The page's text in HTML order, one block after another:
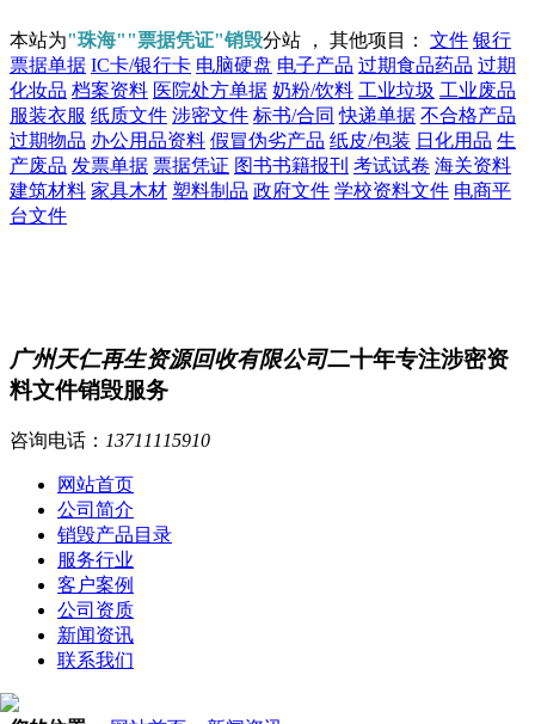
本站为"珠海""票据凭证"销毁分站 ， 其他项目： 文件 银行
票据单据 IC卡/银行卡 电脑硬盘 电子产品 过期食品药品 过期
化妆品 档案资料 医院处方单据 奶粉/饮料 工业垃圾 工业废品
服装衣服 纸质文件 涉密文件 标书/合同 快递单据 不合格产品
过期物品 办公用品资料 假冒伪劣产品 纸皮/包装 日化用品 生
产废品 发票单据 票据凭证 图书书籍报刊 考试试卷 海关资料
建筑材料 家具木材 塑料制品 政府文件 学校资料文件 电商平
台文件
广州天仁再生资源回收有限公司二十年专注涉密资
料文件销毁服务
咨询电话： 13711115910
网站首页
公司简介
销毁产品目录
服务行业
客户案例
公司资质
新闻资讯
联系我们